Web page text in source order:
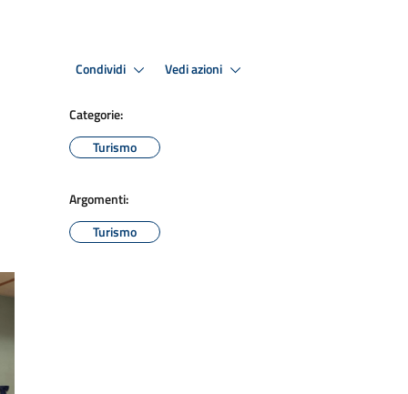
Condividi Vedi azioni
Categorie:
Turismo
Argomenti:
Turismo